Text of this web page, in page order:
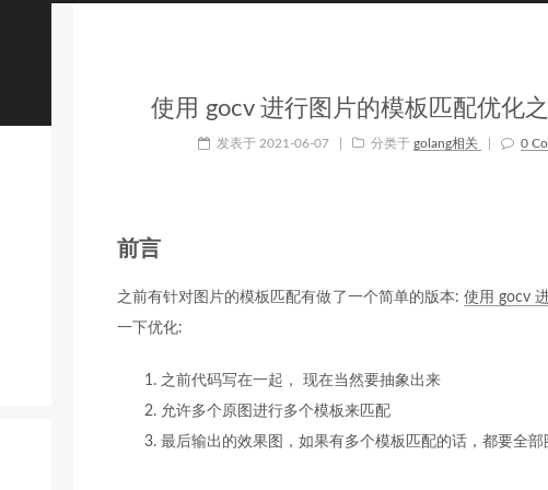
使用 gocv 进行图片的模板匹配优化
发表于 2021-06-07 分类于 golang相关 0
前言
之前有针对图片的模板匹配有做了一个简单的版本:使用 gocv
一下优化:
之前代码写在一起， 现在当然要抽象出来
允许多个原图进行多个模板来匹配
最后输出的效果图，如果有多个模板匹配的话，都要全部